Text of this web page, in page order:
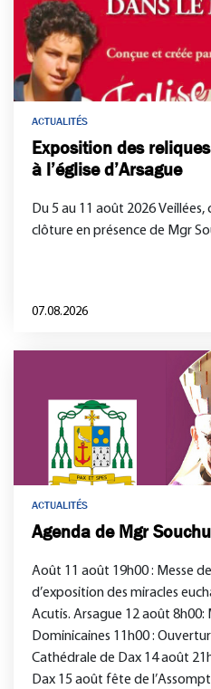
ACTUALITÉS
Exposition des
à l’église d’Arsague
Du 5 au 11 août 2026
clôture en présence de Mgr
07.08.2026
ACTUALITÉS
Agenda de Mgr Souchu
Août 11 août 19h00 : Messe
d’exposition des miracles
Acutis. Arsague 12 août 8h00:
Dominicaines 11h00 :
Cathédrale de Dax 14 août
Dax 15 août fête de